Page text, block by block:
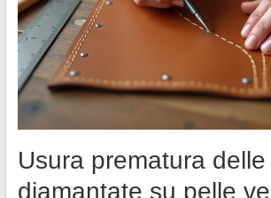
Usura prematura
diamantate su pelle